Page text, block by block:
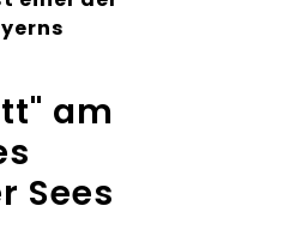
am
Sees